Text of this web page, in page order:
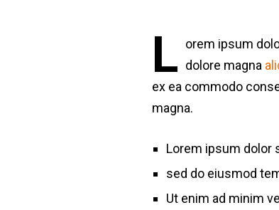
L orem ipsum
dolore magna
ex ea commodo
magna.
Lorem ipsum dolor
sed do eiusmod
Ut enim ad minim